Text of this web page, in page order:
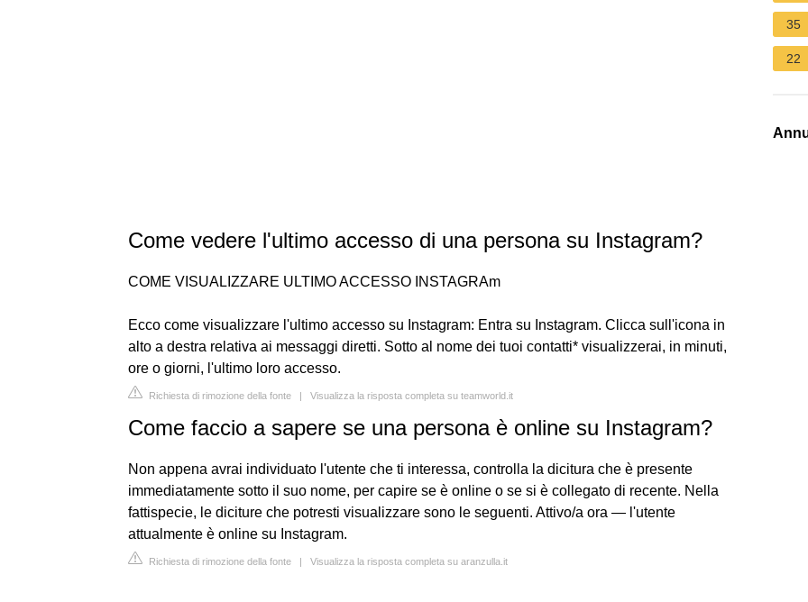
Come vedere l'ultimo accesso di una persona su Instagram?
COME VISUALIZZARE ULTIMO ACCESSO INSTAGRAm
Ecco come visualizzare l'ultimo accesso su Instagram: Entra su Instagram. Clicca sull'icona in
alto a destra relativa ai messaggi diretti. Sotto al nome dei tuoi contatti* visualizzerai, in minuti,
ore o giorni, l'ultimo loro accesso.
Richiesta di rimozione della fonte | Visualizza la risposta completa su teamworld.it
Come faccio a sapere se una persona è online su Instagram?
Non appena avrai individuato l'utente che ti interessa, controlla la dicitura che è presente
immediatamente sotto il suo nome, per capire se è online o se si è collegato di recente. Nella
fattispecie, le diciture che potresti visualizzare sono le seguenti. Attivo/a ora — l'utente
attualmente è online su Instagram.
Richiesta di rimozione della fonte | Visualizza la risposta completa su aranzulla.it
35
22